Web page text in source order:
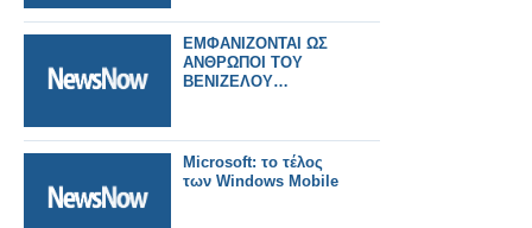
ΕΜΦΑΝΙΖΟΝΤΑΙ ΩΣ
ΑΝΘΡΩΠΟΙ ΤΟΥ
ΒΕΝΙΖΕΛΟΥ…
Microsoft: το τέλος
των Windows Mobile